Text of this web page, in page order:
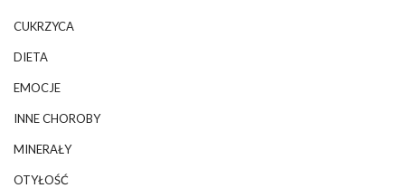
CUKRZYCA
DIETA
EMOCJE
INNE CHOROBY
MINERAŁY
OTYŁOŚĆ